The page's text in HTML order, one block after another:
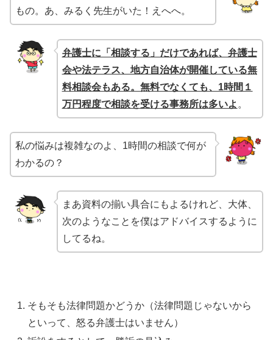
もの。あ、みるく先生がいた！えへへ。
弁護士に「相談する」だけであれば、弁護士
会や法テラス、地方自治体が開催している無
料相談会もある。無料でなくても、1時間１
万円程度で相談を受ける事務所は多いよ 。
私の悩みは複雑なのよ、1時間の相談で何が
わかるの？
まあ資料の揃い具合にもよるけれど、大体、
次のようなことを僕はアドバイスするように
してるね。
そもそも法律問題かどうか（法律問題じゃないから
といって、怒る弁護士はいません）